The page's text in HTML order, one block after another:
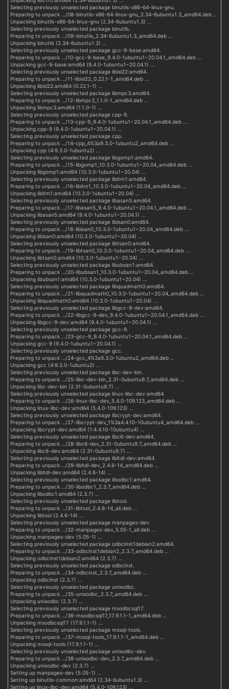
Selecting previously unselected package binutils-x86-64-linux-gnu.
Preparing to unpack …/08-binutils-x86-64-linux-gnu_2.34-6ubuntu1.3_amd64.deb …
Unpacking binutils-x86-64-linux-gnu (2.34-6ubuntu1.3) …
Selecting previously unselected package binutils.
Preparing to unpack …/09-binutils_2.34-6ubuntu1.3_amd64.deb …
Unpacking binutils (2.34-6ubuntu1.3) …
Selecting previously unselected package gcc-9-base:amd64.
Preparing to unpack …/10-gcc-9-base_9.4.0-1ubuntu1~20.04.1_amd64.deb …
Unpacking gcc-9-base:amd64 (9.4.0-1ubuntu1~20.04.1) …
Selecting previously unselected package libisl22:amd64.
Preparing to unpack …/11-libisl22_0.22.1-1_amd64.deb …
Unpacking libisl22:amd64 (0.22.1-1) …
Selecting previously unselected package libmpc3:amd64.
Preparing to unpack …/12-libmpc3_1.1.0-1_amd64.deb …
Unpacking libmpc3:amd64 (1.1.0-1) …
Selecting previously unselected package cpp-9.
Preparing to unpack …/13-cpp-9_9.4.0-1ubuntu1~20.04.1_amd64.deb …
Unpacking cpp-9 (9.4.0-1ubuntu1~20.04.1) …
Selecting previously unselected package cpp.
Preparing to unpack …/14-cpp_4%3a9.3.0-1ubuntu2_amd64.deb …
Unpacking cpp (4:9.3.0-1ubuntu2) …
Selecting previously unselected package libgomp1:amd64.
Preparing to unpack …/15-libgomp1_10.3.0-1ubuntu1~20.04_amd64.deb …
Unpacking libgomp1:amd64 (10.3.0-1ubuntu1~20.04) …
Selecting previously unselected package libitm1:amd64.
Preparing to unpack …/16-libitm1_10.3.0-1ubuntu1~20.04_amd64.deb …
Unpacking libitm1:amd64 (10.3.0-1ubuntu1~20.04) …
Selecting previously unselected package libasan5:amd64.
Preparing to unpack …/17-libasan5_9.4.0-1ubuntu1~20.04.1_amd64.deb …
Unpacking libasan5:amd64 (9.4.0-1ubuntu1~20.04.1) …
Selecting previously unselected package liblsan0:amd64.
Preparing to unpack …/18-liblsan0_10.3.0-1ubuntu1~20.04_amd64.deb …
Unpacking liblsan0:amd64 (10.3.0-1ubuntu1~20.04) …
Selecting previously unselected package libtsan0:amd64.
Preparing to unpack …/19-libtsan0_10.3.0-1ubuntu1~20.04_amd64.deb …
Unpacking libtsan0:amd64 (10.3.0-1ubuntu1~20.04) …
Selecting previously unselected package libubsan1:amd64.
Preparing to unpack …/20-libubsan1_10.3.0-1ubuntu1~20.04_amd64.deb …
Unpacking libubsan1:amd64 (10.3.0-1ubuntu1~20.04) …
Selecting previously unselected package libquadmath0:amd64.
Preparing to unpack …/21-libquadmath0_10.3.0-1ubuntu1~20.04_amd64.deb …
Unpacking libquadmath0:amd64 (10.3.0-1ubuntu1~20.04) …
Selecting previously unselected package libgcc-9-dev:amd64.
Preparing to unpack …/22-libgcc-9-dev_9.4.0-1ubuntu1~20.04.1_amd64.deb …
Unpacking libgcc-9-dev:amd64 (9.4.0-1ubuntu1~20.04.1) …
Selecting previously unselected package gcc-9.
Preparing to unpack …/23-gcc-9_9.4.0-1ubuntu1~20.04.1_amd64.deb …
Unpacking gcc-9 (9.4.0-1ubuntu1~20.04.1) …
Selecting previously unselected package gcc.
Preparing to unpack …/24-gcc_4%3a9.3.0-1ubuntu2_amd64.deb …
Unpacking gcc (4:9.3.0-1ubuntu2) …
Selecting previously unselected package libc-dev-bin.
Preparing to unpack …/25-libc-dev-bin_2.31-0ubuntu9.7_amd64.deb …
Unpacking libc-dev-bin (2.31-0ubuntu9.7) …
Selecting previously unselected package linux-libc-dev:amd64.
Preparing to unpack …/26-linux-libc-dev_5.4.0-109.123_amd64.deb …
Unpacking linux-libc-dev:amd64 (5.4.0-109.123) …
Selecting previously unselected package libcrypt-dev:amd64.
Preparing to unpack …/27-libcrypt-dev_1%3a4.4.10-10ubuntu4_amd64.deb …
Unpacking libcrypt-dev:amd64 (1:4.4.10-10ubuntu4) …
Selecting previously unselected package libc6-dev:amd64.
Preparing to unpack …/28-libc6-dev_2.31-0ubuntu9.7_amd64.deb …
Unpacking libc6-dev:amd64 (2.31-0ubuntu9.7) …
Selecting previously unselected package libltdl-dev:amd64.
Preparing to unpack …/29-libltdl-dev_2.4.6-14_amd64.deb …
Unpacking libltdl-dev:amd64 (2.4.6-14) …
Selecting previously unselected package libodbc1:amd64.
Preparing to unpack …/30-libodbc1_2.3.7_amd64.deb …
Unpacking libodbc1:amd64 (2.3.7) …
Selecting previously unselected package libtool.
Preparing to unpack …/31-libtool_2.4.6-14_all.deb …
Unpacking libtool (2.4.6-14) …
Selecting previously unselected package manpages-dev.
Preparing to unpack …/32-manpages-dev_5.05-1_all.deb …
Unpacking manpages-dev (5.05-1) …
Selecting previously unselected package odbcinst1debian2:amd64.
Preparing to unpack …/33-odbcinst1debian2_2.3.7_amd64.deb …
Unpacking odbcinst1debian2:amd64 (2.3.7) …
Selecting previously unselected package odbcinst.
Preparing to unpack …/34-odbcinst_2.3.7_amd64.deb …
Unpacking odbcinst (2.3.7) …
Selecting previously unselected package unixodbc.
Preparing to unpack …/35-unixodbc_2.3.7_amd64.deb …
Unpacking unixodbc (2.3.7) …
Selecting previously unselected package msodbcsql17.
Preparing to unpack …/36-msodbcsql17_17.9.1.1-1_amd64.deb …
Unpacking msodbcsql17 (17.9.1.1-1) …
Selecting previously unselected package mssql-tools.
Preparing to unpack …/37-mssql-tools_17.9.1.1-1_amd64.deb …
Unpacking mssql-tools (17.9.1.1-1) …
Selecting previously unselected package unixodbc-dev.
Preparing to unpack …/38-unixodbc-dev_2.3.7_amd64.deb …
Unpacking unixodbc-dev (2.3.7) …
Setting up manpages-dev (5.05-1) …
Setting up binutils-common:amd64 (2.34-6ubuntu1.3) …
Setting up linux-libc-dev:amd64 (5.4.0-109.123) …